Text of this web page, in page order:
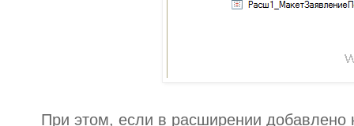
При этом, если в расширении добавлено